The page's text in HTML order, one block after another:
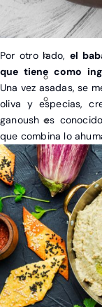
Por otro lado, el
que tiene como
Una vez asadas, se
oliva y especias,
ganoush es
que combina lo